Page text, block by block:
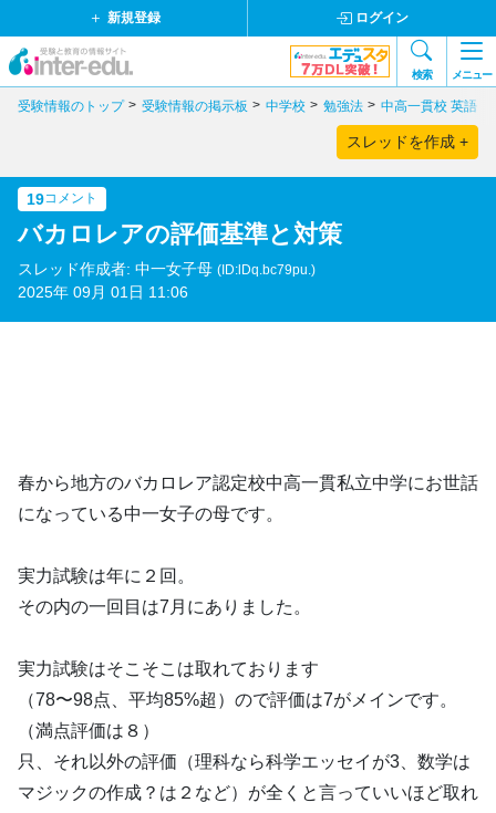
新規登録 ログイン
検索 メニュー
受験情報のトップ 受験情報の掲示板 中学校 勉強法 中高一貫校 英語
スレッドを作成 +
19コメント
バカロレアの評価基準と対策
スレッド作成者: 中一女子母 (ID:lDq.bc79pu.)
2025年 09月 01日 11:06
春から地方のバカロレア認定校中高一貫私立中学にお世話
になっている中一女子の母です。
実力試験は年に２回。
その内の一回目は7月にありました。
実力試験はそこそこは取れております
（78〜98点、平均85%超）ので評価は7がメインです。
（満点評価は８）
只、それ以外の評価（理科なら科学エッセイが3、数学は
マジックの作成？は２など）が全くと言っていいほど取れ